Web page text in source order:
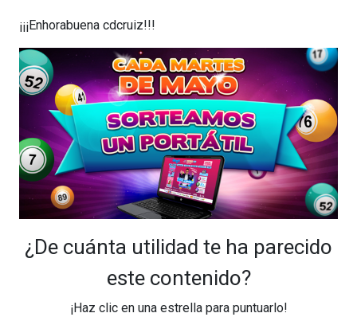
¡¡¡Enhorabuena cdcruiz!!!
¿De cuánta utilidad te ha parecido
este contenido?
¡Haz clic en una estrella para puntuarlo!